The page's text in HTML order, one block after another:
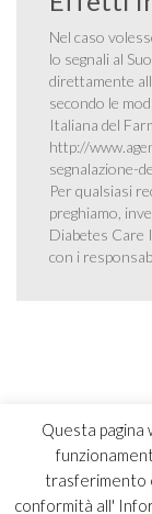
Questa pagina
trasferimento
conformità all'
Nel caso
lo segnali al
direttamente
secondo le
Italiana del
http://
segnalazione-
Per qualsiasi
preghiamo,
Diabetes Care
con i